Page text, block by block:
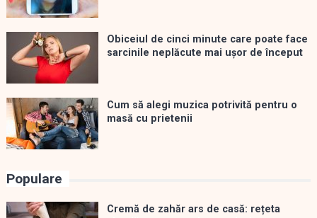
Obiceiul de cinci minute care poate face
sarcinile neplăcute mai ușor de început
Cum să alegi muzica potrivită pentru o
masă cu prietenii
Populare
Cremă de zahăr ars de casă: rețeta